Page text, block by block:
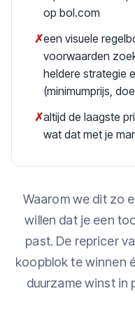
op bol.com
✗een visuele
voorwaarden
heldere strategie
(minimumprijs,
✗altijd de laagste
wat dat met je
Waarom we dit zo
willen dat je een
past. De repricer
koopblok te winnen
duurzame winst in